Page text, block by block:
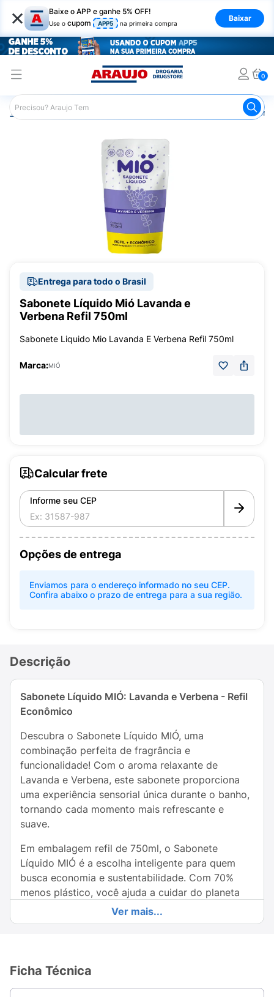
× Baixe o APP e ganhe 5% OFF!
Use o cupom APP5 na primeira compra
Baixar
0
Araujo Higiene Pessoal
Entrega para todo o Brasil
Sabonete Líquido Mió Lavanda e
Verbena Refil 750ml
Sabonete Liquido Mio Lavanda E Verbena Refil 750ml
Marca:MIÓ
Calcular frete
Informe seu CEP
Opções de entrega
Enviamos para o endereço informado no seu CEP.
Confira abaixo o prazo de entrega para a sua região.
Descrição
Sabonete Líquido MIÓ: Lavanda e Verbena - Refil
Econômico
Descubra o Sabonete Líquido MIÓ, uma
combinação perfeita de fragrância e
funcionalidade! Com o aroma relaxante de
Lavanda e Verbena, este sabonete proporciona
uma experiência sensorial única durante o banho,
tornando cada momento mais refrescante e
suave.
Em embalagem refil de 750ml, o Sabonete
Líquido MIÓ é a escolha inteligente para quem
busca economia e sustentabilidade. Com 70%
menos plástico, você ajuda a cuidar do planeta
enquanto desfruta de um produto de qualidade
superior. Sua fórmula delicada é ideal para todos
O refil é fácil de usar e perfeito para recarregar
seus frascos favoritos, garantindo que você
Ver mais...
Ficha Técnica